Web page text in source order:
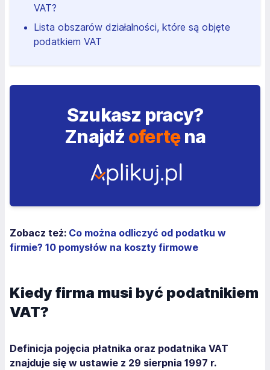
VAT?
Lista obszarów działalności, które są objęte
podatkiem VAT
Szukasz pracy?
Znajdź ofertęna
Zobacz też: Co można odliczyć od podatku w
firmie? 10 pomysłów na koszty firmowe
Kiedy firma musi być podatnikiem
VAT?
Definicja pojęcia płatnika oraz podatnika VAT
znajduje się w ustawie z 29 sierpnia 1997 r.